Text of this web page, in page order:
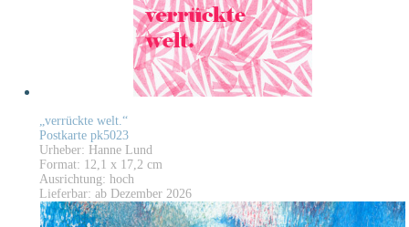
„verrückte welt.“
Postkarte pk5023
Urheber: Hanne Lund
Format: 12,1 x 17,2 cm
Ausrichtung: hoch
Lieferbar: ab Dezember 2026